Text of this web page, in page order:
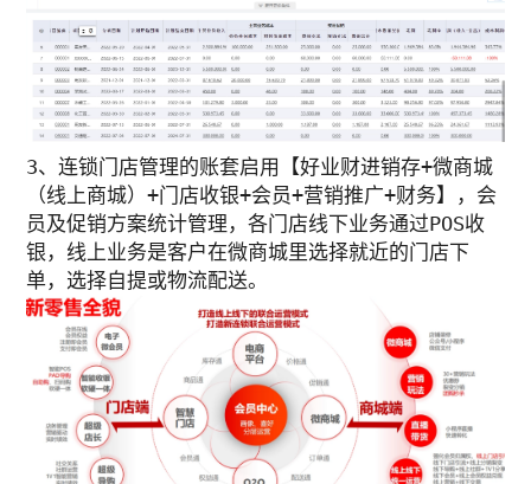
3、连锁门店管理的账套启用【好业财进销存+微商城
（线上商城）+门店收银+会员+营销推广+财务】，会
员及促销方案统计管理，各门店线下业务通过POS收
银，线上业务是客户在微商城里选择就近的门店下
单，选择自提或物流配送。